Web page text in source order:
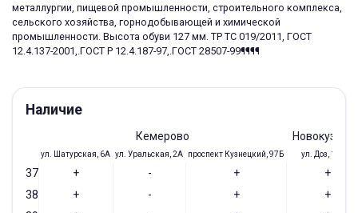
металлургии, пищевой промышленности, строительного комплекса,
сельского хозяйства, горнодобывающей и химической
промышленности. Высота обуви 127 мм. ТР ТС 019/2011, ГОСТ
12.4.137-2001,.ГОСТ Р 12.4.187-97,.ГОСТ 28507-99¶¶¶¶
Наличие
Кемерово
ул. Шатурская, 6А ул. Уральская, 2А проспект Кузнецкий, 97Б ул. Доз, 19/28
37 + - +
+
38
+ - +
+